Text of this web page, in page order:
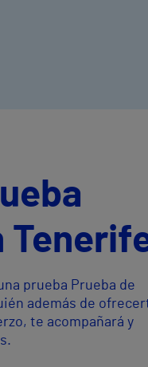
prueba Prueba de
además de
te acompañará y